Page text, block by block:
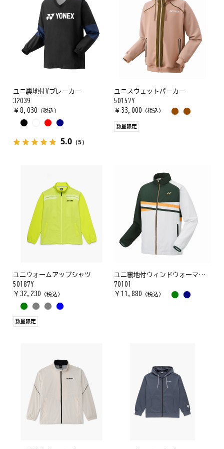
ユニ裏地付Vブレーカー
32039
￥ 8,030 （税込）
5.0 （5）
ユニスウェットパーカー
50157Y
￥ 33,000 （税込）
数量限定
ユニウォームアップシャツ
50187Y
￥ 32,230 （税込）
数量限定
ユニ裏地付ウィンドウォーマーシャツ(フィットスタイル)
70101
￥ 11,880 （税込）